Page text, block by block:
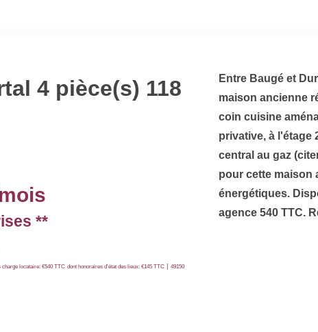
4 pièce(s) 118
**
charge locataire: €540 TTC dont honoraires d'état des lieux: €145 TTC | 49150
Entre Baugé et
maison ancienne
coin cuisine
privative, à l'étage
central au gaz
pour cette maison
énergétiques.
agence 540 TTC.